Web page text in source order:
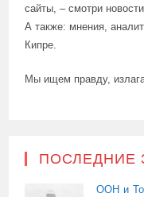
сайты, – смотри
А также: мнения,
Кипре.
Мы ищем правду,
ПОСЛЕДНИЕ
ООН и